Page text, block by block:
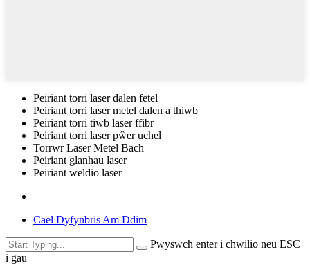
Peiriant torri laser dalen fetel
Peiriant torri laser metel dalen a thiwb
Peiriant torri tiwb laser ffibr
Peiriant torri laser pŵer uchel
Torrwr Laser Metel Bach
Peiriant glanhau laser
Peiriant weldio laser
Cael Dyfynbris Am Ddim
Pwyswch enter i chwilio neu ESC
i gau